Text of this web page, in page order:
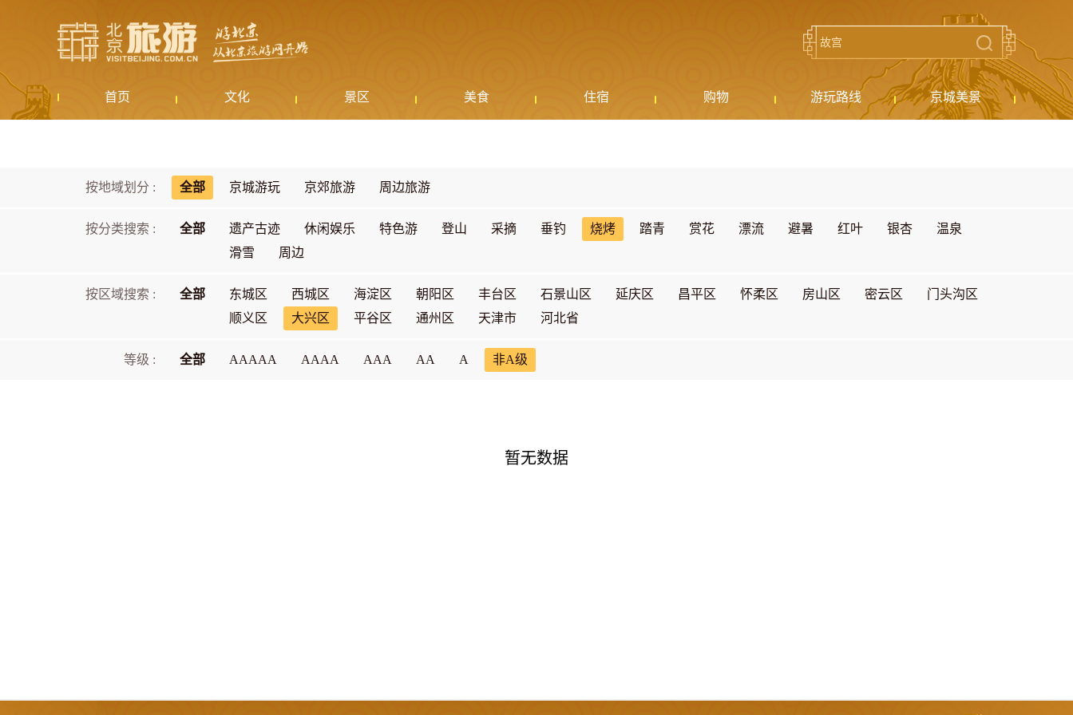
首页 文化 景区 美食 住宿 购物 游玩路线 京城美景
按地域划分 : 全部 京城游玩 京郊旅游 周边旅游
按分类搜索 : 全部 遗产古迹 休闲娱乐 特色游 登山 采摘 垂钓 烧烤 踏青 赏花 漂流 避暑 红叶 银杏
温泉
滑雪
周边
按区域搜索 : 全部 东城区 西城区 海淀区 朝阳区 丰台区 石景山区 延庆区 昌平区 怀柔区 房山区 密云区
门头沟区
顺义区
大兴区 平谷区 通州区 天津市 河北省
等级 : 全部 AAAAA AAAA AAA AA A 非A级
暂无数据